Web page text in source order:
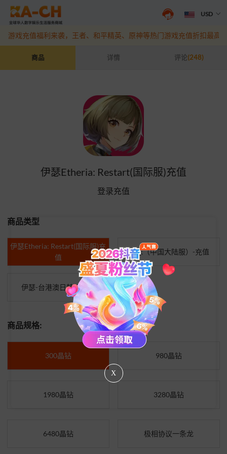
伊瑟Etheria: Restart(国际服)充值
USD
抖音盛夏宠粉季来袭！抖钻充值最高6%优惠，热门规格更划算点此查
游戏充值福利来袭，王者、和平精英、原神等热门游戏充值折扣最高
商品 详情 评论(248)
伊瑟Etheria: Restart(国际服)充值
登录充值
商品类型
伊瑟Etheria: Restart(国际服)充
值
伊瑟（中国大陆服）-充值
伊瑟-台港澳日韩服充值
商品规格:
300晶钻 980晶钻
1980晶钻 3280晶钻
6480晶钻 极相协议一条龙
X